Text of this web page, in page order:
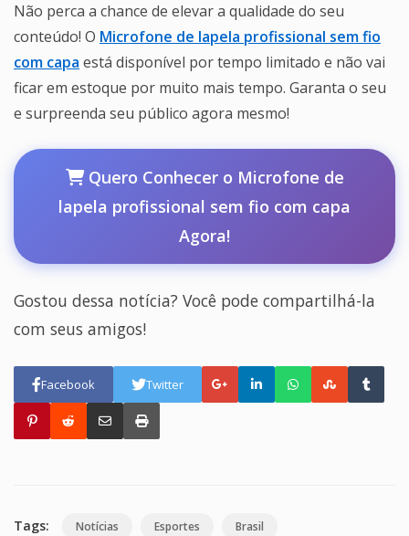
Não perca a chance de elevar a qualidade do seu
conteúdo! O Microfone de lapela profissional sem fio
com capa está disponível por tempo limitado e não vai
ficar em estoque por muito mais tempo. Garanta o seu
e surpreenda seu público agora mesmo!
Quero Conhecer o Microfone de
lapela profissional sem fio com capa
Agora!
Gostou dessa notícia? Você pode compartilhá-la
com seus amigos!
Facebook Twitter
Tags: Notícias Esportes Brasil